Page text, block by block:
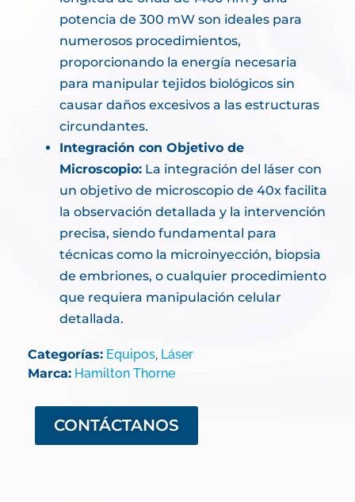
potencia de 300 mW son ideales para
numerosos procedimientos,
proporcionando la energía necesaria
para manipular tejidos biológicos sin
causar daños excesivos a las estructuras
circundantes.
Integración con Objetivo de
Microscopio: La integración del láser con
un objetivo de microscopio de 40x facilita
la observación detallada y la intervención
precisa, siendo fundamental para
técnicas como la microinyección, biopsia
de embriones, o cualquier procedimiento
que requiera manipulación celular
detallada.
Categorías: Equipos, Láser
Marca: Hamilton Thorne
CONTÁCTANOS